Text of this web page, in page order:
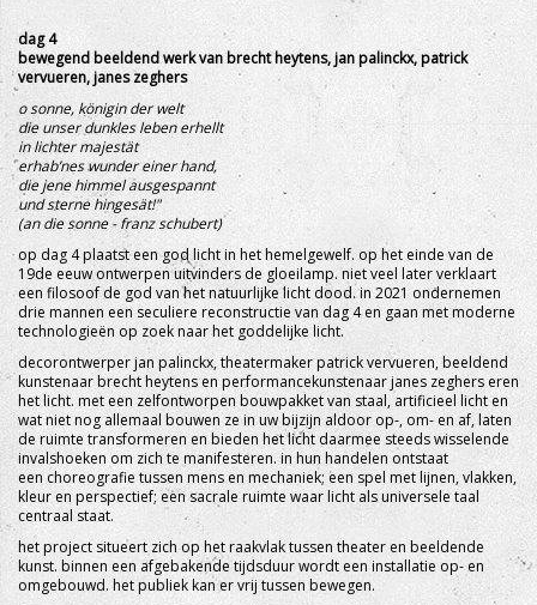
dag 4
bewegend beeldend werk van brecht heytens, jan palinckx, patrick
vervueren, janes zeghers
o sonne, königin der welt
die unser dunkles leben erhellt
in lichter majestät
erhab’nes wunder einer hand,
die jene himmel ausgespannt
und sterne hingesät!"
(an die sonne - franz schubert)
op dag 4 plaatst een god licht in het hemelgewelf. op het einde van de
19de eeuw ontwerpen uitvinders de gloeilamp. niet veel later verklaart
een filosoof de god van het natuurlijke licht dood. in 2021 ondernemen
drie mannen een seculiere reconstructie van dag 4 en gaan met moderne
technologieën op zoek naar het goddelijke licht.
decorontwerper jan palinckx, theatermaker patrick vervueren, beeldend
kunstenaar brecht heytens en performancekunstenaar janes zeghers eren
het licht. met een zelfontworpen bouwpakket van staal, artificieel licht en
wat niet nog allemaal bouwen ze in uw bijzijn aldoor op-, om- en af, laten
de ruimte transformeren en bieden het licht daarmee steeds wisselende
invalshoeken om zich te manifesteren. in hun handelen ontstaat
een choreografie tussen mens en mechaniek; een spel met lijnen, vlakken,
kleur en perspectief; een sacrale ruimte waar licht als universele taal
centraal staat.
het project situeert zich op het raakvlak tussen theater en beeldende
kunst. binnen een afgebakende tijdsduur wordt een installatie op- en
omgebouwd. het publiek kan er vrij tussen bewegen.